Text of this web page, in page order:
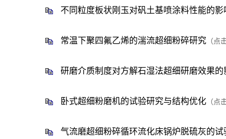
不同粒度板状刚玉对矾土基喷涂料性能的影
常温下聚四氟乙烯的湍流超细粉碎研究 （点
研磨介质制度对方解石湿法超细研磨效果的
卧式超细粉磨机的试验研究与结构优化 （点
气流磨超细粉碎循环流化床锅炉脱硫灰的试